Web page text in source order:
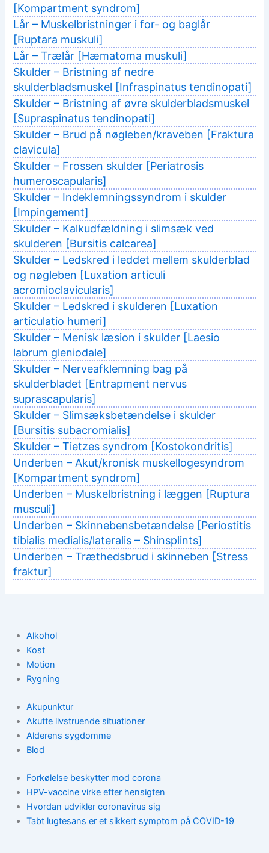
[Kompartment syndrom]
Lår – Muskelbristninger i for- og baglår
[Ruptara muskuli]
Lår – Trælår [Hæmatoma muskuli]
Skulder – Bristning af nedre
skulderbladsmuskel [Infraspinatus tendinopati]
Skulder – Bristning af øvre skulderbladsmuskel
[Supraspinatus tendinopati]
Skulder – Brud på nøgleben/kraveben [Fraktura
clavicula]
Skulder – Frossen skulder [Periatrosis
humeroscapularis]
Skulder – Indeklemningssyndrom i skulder
[Impingement]
Skulder – Kalkudfældning i slimsæk ved
skulderen [Bursitis calcarea]
Skulder – Ledskred i leddet mellem skulderblad
og nøgleben [Luxation articuli
acromioclavicularis]
Skulder – Ledskred i skulderen [Luxation
articulatio humeri]
Skulder – Menisk læsion i skulder [Laesio
labrum gleniodale]
Skulder – Nerveafklemning bag på
skulderbladet [Entrapment nervus
suprascapularis]
Skulder – Slimsæksbetændelse i skulder
[Bursitis subacromialis]
Skulder – Tietzes syndrom [Kostokondritis]
Underben – Akut/kronisk muskellogesyndrom
[Kompartment syndrom]
Underben – Muskelbristning i læggen [Ruptura
musculi]
Underben – Skinnebensbetændelse [Periostitis
tibialis medialis/lateralis – Shinsplints]
Underben – Træthedsbrud i skinneben [Stress
fraktur]
Alkohol
Kost
Motion
Rygning
Akupunktur
Akutte livstruende situationer
Alderens sygdomme
Blod
Forkølelse beskytter mod corona
HPV-vaccine virke efter hensigten
Hvordan udvikler coronavirus sig
Tabt lugtesans er et sikkert symptom på COVID-19